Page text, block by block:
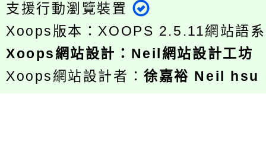
支援行動瀏覽裝置
Xoops版本：XOOPS 2.5.11網站語
Xoops網站設計 ： Neil網站設計工坊
Xoops網站設計者：徐嘉裕 Neil hsu